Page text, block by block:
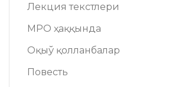
Лекция текстлери
МРО ҳаққында
Оқыў қолланбалар
Повесть